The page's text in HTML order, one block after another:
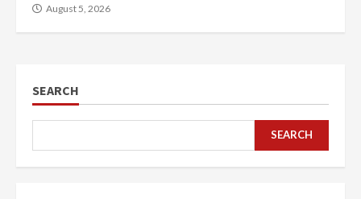
August 5, 2026
SEARCH
SEARCH